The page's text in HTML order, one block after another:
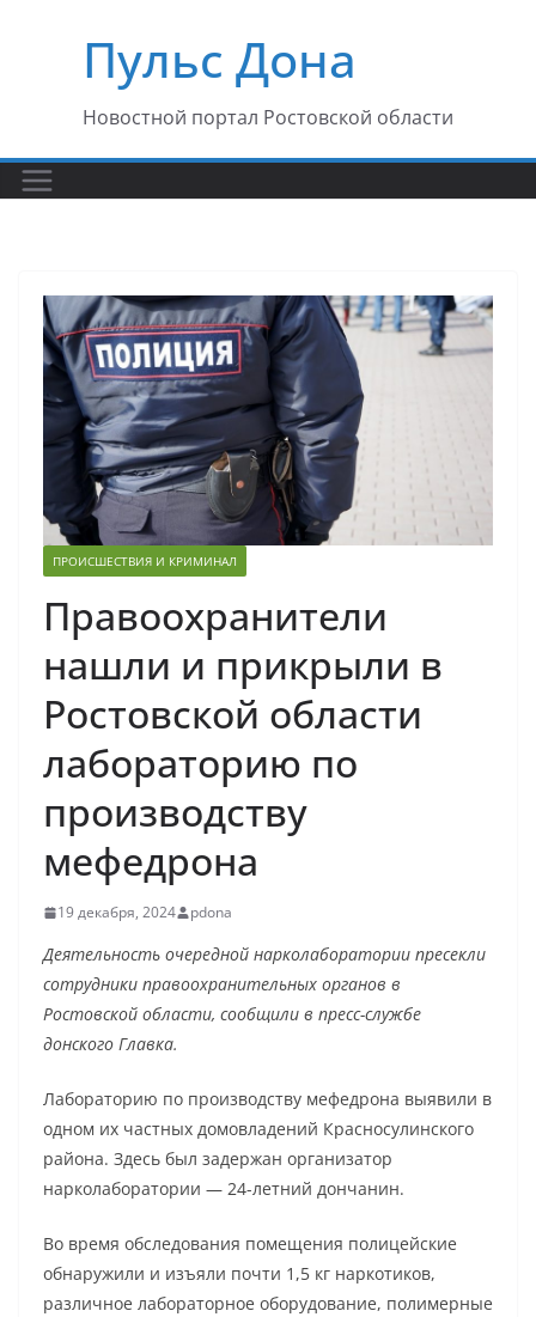
содержимомуПульс Дона
Новостной портал Ростовской области
ПРОИСШЕСТВИЯ И КРИМИНАЛ
Правоохранители
нашли и прикрыли в
Ростовской области
лабораторию по
производству
мефедрона
19 декабря, 2024 pdona
Деятельность очередной нарколаборатории пресекли
сотрудники правоохранительных органов в
Ростовской области, сообщили в пресс-службе
донского Главка.
Лабораторию по производству мефедрона выявили в
одном их частных домовладений Красносулинского
района. Здесь был задержан организатор
нарколаборатории — 24-летний дончанин.
Во время обследования помещения полицейские
обнаружили и изъяли почти 1,5 кг наркотиков,
различное лабораторное оборудование, полимерные